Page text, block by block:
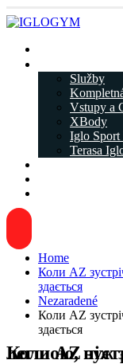
Služby
Vstupy a
XBody
Iglo Sport
Terasa
Home
Коли AZ
здається
Nezaradené
Коли AZ
здається
Коли AZ зустрічає %key2% — гра